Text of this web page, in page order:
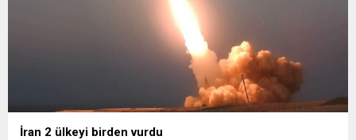
İran 2 ülkeyi birden vurdu